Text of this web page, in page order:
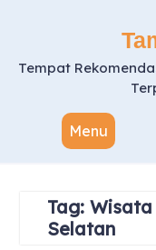
Tempat
Menu
Tag:
Selatan